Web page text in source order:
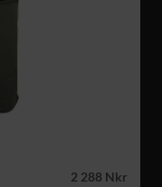
2 288 Nkr